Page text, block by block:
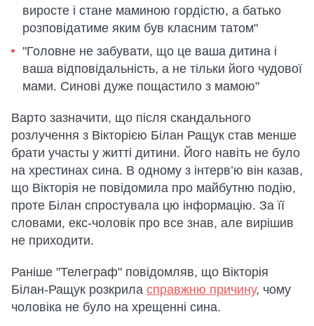
виросте і стане маминою гордістю, а батько
розповідатиме яким був класним татом"
"Головне не забувати, що це ваша дитина і
ваша відповідальність, а не тільки його чудової
мами. Синові дуже пощастило з мамою"
Варто зазначити, що після скандального
розлучення з Вікторією Білан Ращук став менше
брати участы у житті дитини. Його навіть не було
на хрестинах сина. В одному з інтерв’ю він казав,
що Вікторія не повідомила про майбутню подію,
проте Білан спростувала цю інформацію. За її
словами, екс-чоловік про все знав, але вирішив
не приходити.
Раніше "Телеграф" повідомляв, що Вікторія
Білан-Ращук розкрила справжню причину, чому
чоловіка не було на хрещенні сина.